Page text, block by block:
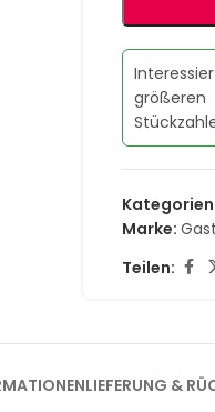
größeren
Marke:
Teilen:
LIEFERUNG &